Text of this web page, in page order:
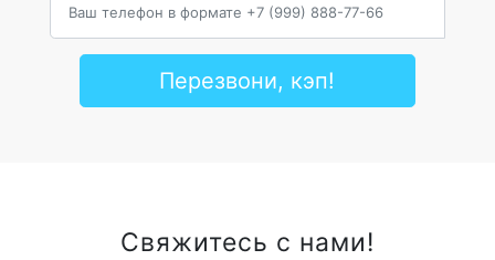
Перезвони, кэп!
Свяжитесь с нами!